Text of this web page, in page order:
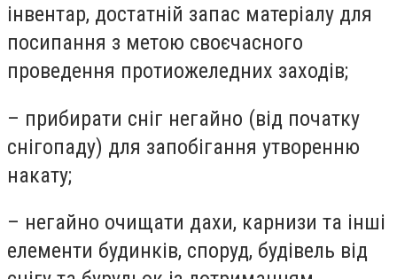
інвентар, достатній запас матеріалу для
посипання з метою своєчасного
проведення протиожеледних заходів;
– прибирати сніг негайно (від початку
снігопаду) для запобігання утворенню
накату;
– негайно очищати дахи, карнизи та інші
елементи будинків, споруд, будівель від